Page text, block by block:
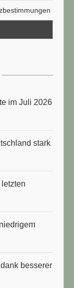
im Juli 2026
stark
besserer